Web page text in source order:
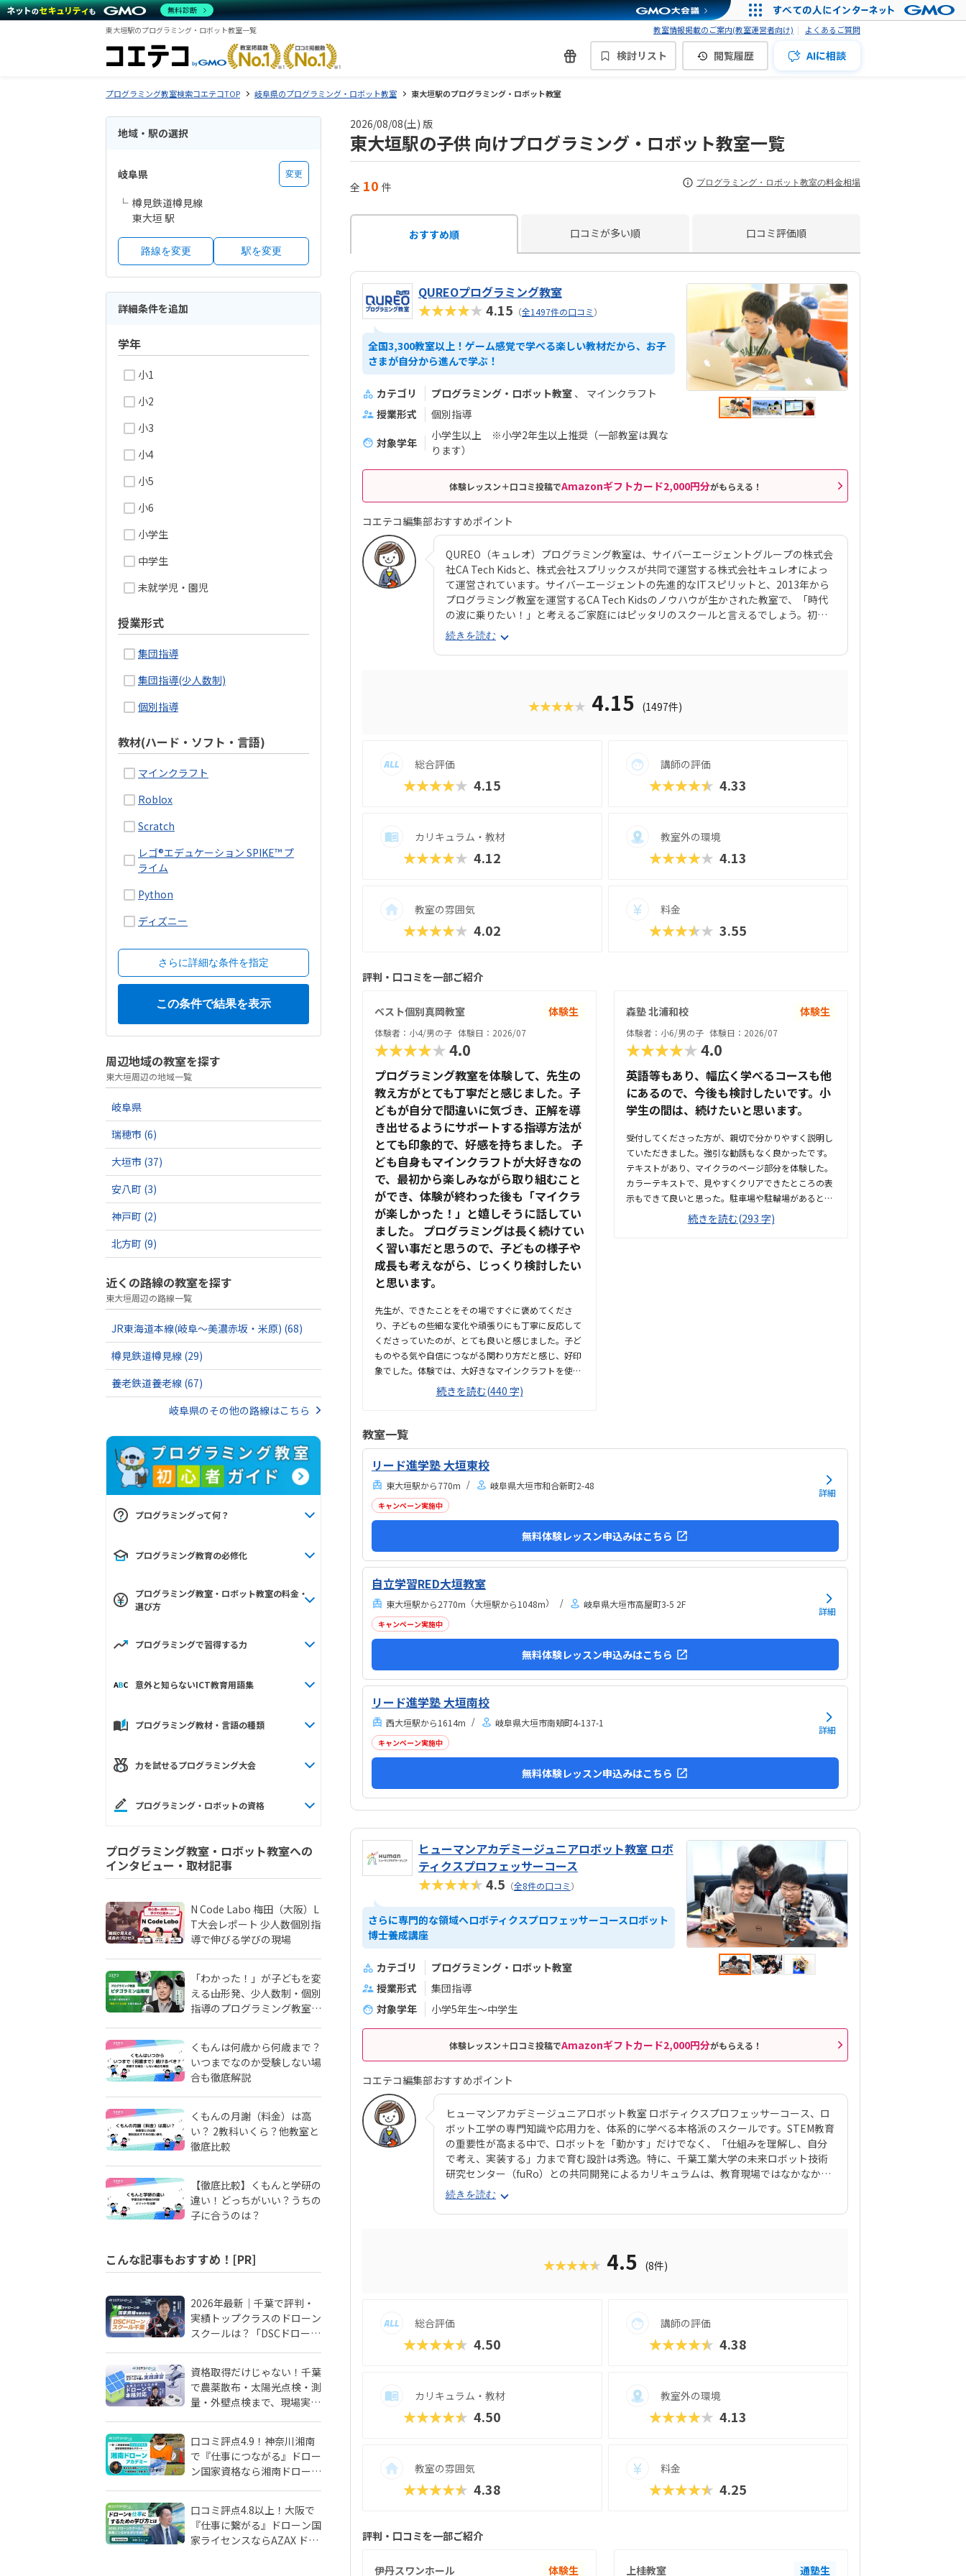
東大垣駅のプログラミング・ロボット教室一覧 教室情報掲載のご案内(教室運営者向け) よくあるご質問
検討リスト 閲覧履歴 AIに相談
プログラミング教室検索コエテコTOP 岐阜県のプログラミング・ロボット教室 東大垣駅のプログラミング・ロボット教室
地域・駅の選択
岐阜県 変更
樽見鉄道樽見線
東大垣 駅
路線を変更 駅を変更
詳細条件を追加
学年
小1
小2
小3
小4
小5
小6
小学生
中学生
未就学児・園児
授業形式
集団指導
集団指導(少人数制)
個別指導
教材(ハード・ソフト・言語)
マインクラフト
Roblox
Scratch
レゴ®エデュケーション SPIKE™ プ
ライム
Python
ディズニー
さらに詳細な条件を指定
周辺地域の教室を探す
東大垣周辺の地域一覧
岐阜県
瑞穂市 (6)
大垣市 (37)
安八町 (3)
神戸町 (2)
北方町 (9)
近くの路線の教室を探す
東大垣周辺の路線一覧
JR東海道本線(岐阜～美濃赤坂・米原) (68)
樽見鉄道樽見線 (29)
養老鉄道養老線 (67)
岐阜県のその他の路線はこちら
プログラミングって何？
プログラミング教育の必修化
プログラミング教室・ロボット教室の料金・
選び方
プログラミングで習得する力
意外と知らないICT教育用語集
プログラミング教材・言語の種類
力を試せるプログラミング大会
プログラミング・ロボットの資格
プログラミング教室・ロボット教室への
インタビュー・取材記事
N Code Labo 梅田（大阪）L
T大会レポート 少人数個別指
導で伸びる学びの現場
「わかった！」が子どもを変
える――山形発、少人数制・個別
指導のプログラミング教室
くもんは何歳から何歳まで？
いつまでなのか受験しない場
合も徹底解説
くもんの月謝（料金）は高
い？ 2教科いくら？他教室と
徹底比較
【徹底比較】くもんと学研の
違い！どっちがいい？うちの
子に合うのは？
こんな記事もおすすめ！[PR]
2026年最新｜千葉で評判・
実績トップクラスのドローン
スクールは？「DSCドローン
資格取得だけじゃない！千葉
で農薬散布・太陽光点検・測
量・外壁点検まで、現場実務
口コミ評点4.9！神奈川湘南
で『仕事につながる』ドロー
ン国家資格なら湘南ドローン
口コミ評点4.8以上！大阪で
『仕事に繋がる』ドローン国
家ライセンスならAZAX ドロ
2026/08/08(土) 版
東大垣駅の子供 向けプログラミング・ロボット教室一覧
全 10 件 プログラミング・ロボット教室の料金相場
おすすめ順 口コミが多い順 口コミ評価順
QUREOプログラミング教室
★★★★★4.15 （全1497件の口コミ）
全国3,300教室以上！ゲーム感覚で学べる楽しい教材だから、お子
さまが自分から進んで学ぶ！
カテゴリ プログラミング・ロボット教室
マインクラフト
授業形式
個別指導
対象学年
小学生以上 ※小学2年生以上推奨（一部教室は異な
ります）
体験レッスン＋口コミ投稿でAmazonギフトカード2,000円分がもらえる！
コエテコ編集部おすすめポイント
QUREO（キュレオ）プログラミング教室は、サイバーエージェントグループの株式会
社CA Tech Kidsと、株式会社スプリックスが共同で運営する株式会社キュレオによっ
て運営されています。サイバーエージェントの先進的なITスピリットと、2013年から
プログラミング教室を運営するCA Tech Kidsのノウハウが生かされた教室で、「時代
の波に乗りたい！」と考えるご家庭にはピッタリのスクールと言えるでしょう。初級
コースのメインパートでは、オリジナル教材を使って420種類のゲーム制作に挑戦。教
材はスクール名のとおり、独自に開発されたプログラミング教材「QUREO（キュレ
オ）」です。スマホゲームのような感覚でサクサク進められるのに、本格的な内容が
も高く、実際にスマホゲーム開発で使用されていたキャラクター素材などを多数収
続きを読む
★★★★★ 4.15 (1497件)
総合評価
★★★★★ 4.15
講師の評価
★★★★★ 4.33
カリキュラム・教材
★★★★★ 4.12
教室外の環境
★★★★★ 4.13
教室の雰囲気
★★★★★ 4.02
料金
★★★★★ 3.55
評判・口コミを一部ご紹介
ベスト個別真岡教室 体験生
体験者：小4/男の子 体験日：2026/07
★★★★★4.0
プログラミング教室を体験して、先生の
教え方がとても丁寧だと感じました。子
どもが自分で間違いに気づき、正解を導
き出せるようにサポートする指導方法が
とても印象的で、好感を持ちました。 子
ども自身もマインクラフトが大好きなの
で、最初から楽しみながら取り組むこと
ができ、体験が終わった後も「マイクラ
が楽しかった！」と嬉しそうに話してい
ました。 プログラミングは長く続けてい
く習い事だと思うので、子どもの様子や
成長も考えながら、じっくり検討したい
と思います。
先生が、できたことをその場ですぐに褒めてくださ
り、子どもの些細な変化や頑張りにも丁寧に反応して
くださっていたのが、とても良いと感じました。子ど
ものやる気や自信につながる関わり方だと感じ、好印
象でした。体験では、大好きなマインクラフトを使っ
た授業だったため、楽しみながら取り組むことがで
き、とても良かったです。ただ、今後もずっとマイン
も興味を持って取り組めるかどうかは少し気になる点
でした。教室は自宅から15分ほどの距離にあり、通い
やすいと感じました。また、駐車場もあるため、送り
ました。教室は一人ひとりの席が完全に仕切られてい
るわけではありませんが、壁などで視線が分散しにく
い工夫がされており、集中しやすい雰囲気だと感じま
した。月4回（1回50分）で約12,000円という料金
は、我が家にとってはや...
続きを読む(440 字)
森塾 北浦和校 体験生
体験者：小6/男の子 体験日：2026/07
★★★★★4.0
英語等もあり、幅広く学べるコースも他
にあるので、今後も検討したいです。小
学生の間は、続けたいと思います。
受付してくださった方が、親切で分かりやすく説明し
ていただきました。強引な勧誘もなく良かったです。
テキストがあり、マイクラのページ部分を体験した。
カラーテキストで、見やすくクリアできたところの表
示もできて良いと思った。駐車場や駐輪場があるとも
っと良かった。徒歩で通うことになりそうです。駅か
らは近くて良いです。雰囲気も良く、清潔感もあっ
続きを読む(293 字)
教室一覧
リード進学塾 大垣東校
東大垣駅から770m 岐阜県大垣市和合新町2-48
キャンペーン実施中
詳細
無料体験レッスン申込みはこちら
自立学習RED大垣教室
東大垣駅から2770m （大垣駅から1048m） 岐阜県大垣市高屋町3-5 2F
キャンペーン実施中
詳細
無料体験レッスン申込みはこちら
リード進学塾 大垣南校
西大垣駅から1614m 岐阜県大垣市南頬町4-137-1
キャンペーン実施中
詳細
無料体験レッスン申込みはこちら
ヒューマンアカデミージュニアロボット教室 ロボ
ティクスプロフェッサーコース
★★★★★4.5 （全8件の口コミ）
さらに専門的な領域へロボティクスプロフェッサーコースロボット
博士養成講座
カテゴリ
プログラミング・ロボット教室
授業形式
集団指導
対象学年
小学5年生～中学生
体験レッスン＋口コミ投稿でAmazonギフトカード2,000円分がもらえる！
コエテコ編集部おすすめポイント
ヒューマンアカデミージュニアロボット教室 ロボティクスプロフェッサーコース、ロ
ボット工学の専門知識や応用力を、体系的に学べる本格派のスクールです。STEM教育
の重要性が高まる中で、ロボットを「動かす」だけでなく、「仕組みを理解し、自分
で考え、実装する」力まで育む設計は秀逸。特に、千葉工業大学の未来ロボット技術
研究センター（fuRo）との共同開発によるカリキュラムは、教育現場ではなかなか得
られない高度な内容となっています。授業では、ロボット製作・制御・プログラミン
グをトータルに学びながら、LEDやセンサー、電子回路、人工知能、姿勢制御など、
多岐にわたる技術にも触れられます。基礎から応用まで段階的に学べる3年間のカリキ
も特徴的。全国の仲間と技術やアイデアを競う「ロボプロ全国大会」もモチベーショ
こそ、ぜひ体験していただきたい教室です。
続きを読む
★★★★★ 4.5 (8件)
総合評価
★★★★★ 4.50
講師の評価
★★★★★ 4.38
カリキュラム・教材
★★★★★ 4.50
教室外の環境
★★★★★ 4.13
教室の雰囲気
★★★★★ 4.38
料金
★★★★★ 4.25
評判・口コミを一部ご紹介
伊丹スワンホール 体験生 上桂教室 通塾生
無料診断